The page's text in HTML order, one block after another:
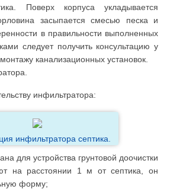
Поверх корпуса укладывается
засыпается смесью песка и
в правильности выполненных
следует получить консультацию у
канализационных установок.
инфильтратора:
инфильтратора септика.
для устройства грунтовой доочистки
на расстоянии 1 м от септика, он
форму;